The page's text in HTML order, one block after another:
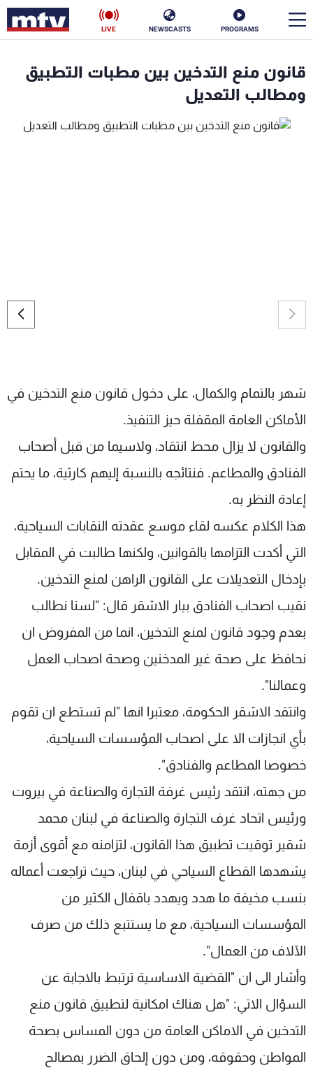
PROGRAMS
NEWSCASTS
LIVE
قانون منع التدخين بين مطبات التطبيق
ومطالب التعديل
شهر بالتمام والكمال، على دخول قانون منع التدخين في
الأماكن العامة المقفلة حيز التنفيذ.
والقانون لا يزال محط انتقاد، ولاسيما من قبل أصحاب
الفنادق والمطاعم. فنتائجه بالنسبة إليهم كارثية، ما يحتم
إعادة النظر به.
هذا الكلام عكسه لقاء موسع عقدته النقابات السياحية،
التي أكدت التزامها بالقوانين، ولكنها طالبت في المقابل
بإدخال التعديلات على القانون الراهن لمنع التدخين.
نقيب اصحاب الفنادق بيار الاشقر قال: "لسنا نطالب
بعدم وجود قانون لمنع التدخين، انما من المفروض ان
نحافظ على صحة غير المدخنين وصحة اصحاب العمل
وعمالنا".
وانتقد الاشقر الحكومة، معتبرا انها "لم تستطع ان تقوم
بأي انجازات الا على اصحاب المؤسسات السياحية،
خصوصا المطاعم والفنادق".
من جهته، انتقد رئيس غرفة التجارة والصناعة في بيروت
ورئيس اتحاد غرف التجارة والصناعة في لبنان محمد
شقير توقيت تطبيق هذا القانون، لتزامنه مع أقوى أزمة
يشهدها القطاع السياحي في لبنان، حيث تراجعت أعماله
بنسب مخيفة ما هدد ويهدد باقفال الكثير من
المؤسسات السياحية، مع ما يستتبع ذلك من صرف
الآلاف من العمال".
وأشار الى ان "القضية الاساسية ترتبط بالاجابة عن
السؤال الاتي: "هل هناك امكانية لتطبيق قانون منع
التدخين في الاماكن العامة من دون المساس بصحة
المواطن وحقوقه، ومن دون إلحاق الضرر بمصالح
الأخبار
سياسة ناس
جدول البرامج
شاهد البرامج
عن MTV
لاعلاناتكم
وظائف
شروط الإسـتخدام